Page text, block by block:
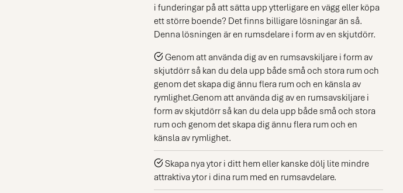
i funderingar på att sätta upp ytterligare en vägg eller köpa
ett större boende? Det finns billigare lösningar än så.
Denna lösningen är en rumsdelare i form av en skjutdörr.
Genom att använda dig av en rumsavskiljare i form av
skjutdörr så kan du dela upp både små och stora rum och
genom det skapa dig ännu flera rum och en känsla av
rymlighet.Genom att använda dig av en rumsavskiljare i
form av skjutdörr så kan du dela upp både små och stora
rum och genom det skapa dig ännu flera rum och en
känsla av rymlighet.
Skapa nya ytor i ditt hem eller kanske dölj lite mindre
attraktiva ytor i dina rum med en rumsavdelare.